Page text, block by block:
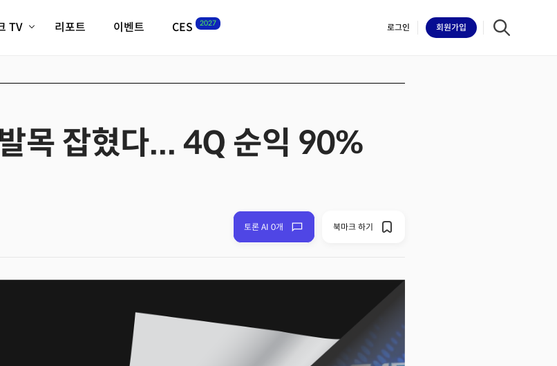
TV
뉴욕 시그널
리포트 이벤트 CES 2027
필드 가이드
CES2027 with TheMiilk
로그인 회원가입
목 잡혔다... 4Q 순익 90%
토론 AI 0개 북마크 하기